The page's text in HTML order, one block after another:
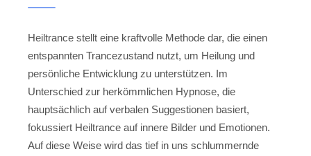
Heiltrance stellt eine kraftvolle Methode dar, die einen
entspannten Trancezustand nutzt, um Heilung und
persönliche Entwicklung zu unterstützen. Im
Unterschied zur herkömmlichen Hypnose, die
hauptsächlich auf verbalen Suggestionen basiert,
fokussiert Heiltrance auf innere Bilder und Emotionen.
Auf diese Weise wird das tief in uns schlummernde